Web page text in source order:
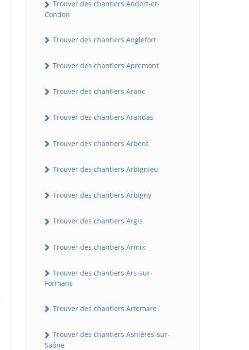
Trouver des chantiers Andert-et-
Condon
Trouver des chantiers Anglefort
Trouver des chantiers Apremont
Trouver des chantiers Aranc
Trouver des chantiers Arandas
Trouver des chantiers Arbent
Trouver des chantiers Arbignieu
Trouver des chantiers Arbigny
Trouver des chantiers Argis
Trouver des chantiers Armix
Trouver des chantiers Ars-sur-
Formans
Trouver des chantiers Artemare
Trouver des chantiers Asnières-sur-
Saône